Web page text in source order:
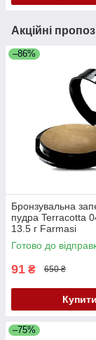
Акційні
–86%
Бронзувальна
пудра Terracotta
13.5 г Farmasi
Готово до
91 ₴ 650 ₴
Купити
–75%